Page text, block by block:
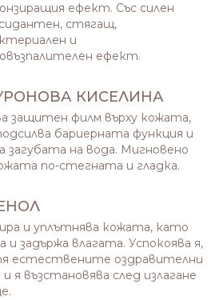
ефект. Със силен
стягащ,
и
ефект.
КИСЕЛИНА
защитeн филм върху кожата,
бариерната функция и
загубата на вода. Мигновено
по-стегната и гладка.
и уплътнява кожата, като
и задържа влагата. Успокоява я,
естествените оздравителни
и я възстановява след излагане